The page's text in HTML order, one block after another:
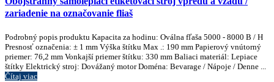
zariadenie na označovanie fliaš
Podrobný popis produktu Kapacita za hodinu: Oválna fľaša 5000 - 8000 B / H
Presnosť označenia: ± 1 mm Výška štítku Max .: 190 mm Papierový vnútorný
priemer: 76,2 mm Vonkajší priemer štítku: 330 mm Baliaci materiál: Lepiace
štítky Elektrický stroj: Dovážaný motor Doména: Bevarage / Nápoje / Denne ...
Čítaj viac